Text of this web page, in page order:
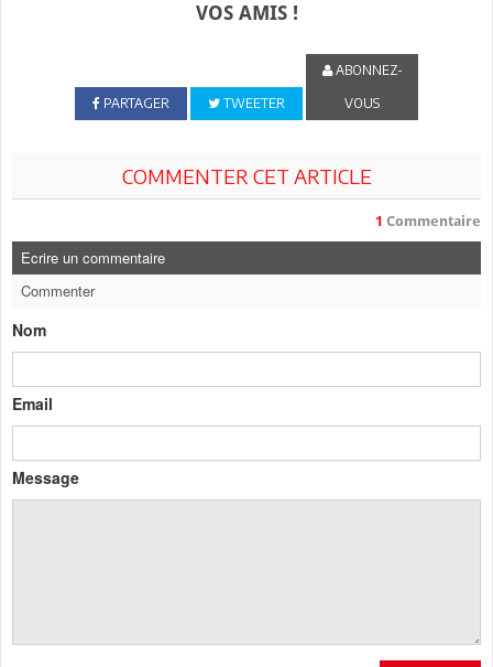
VOS AMIS !
PARTAGER TWEETER
ABONNEZ-
VOUS
COMMENTER CET ARTICLE
1 Commentaire
Ecrire un commentaire
Commenter
Nom
Email
Message